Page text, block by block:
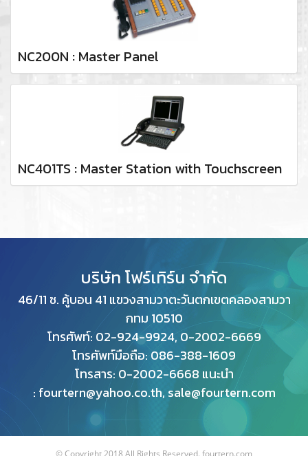
NC200N : Master Panel
NC401TS : Master Station with Touchscreen
บริษัท โฟร์เทิร์น จำกัด
46/11 ซ. คู้บอน 41 แขวงสามวาตะวันตกเขตคลองสามวา
กทม 10510
โทรศัพท์: 02-924-9924, 0-2002-6669
โทรศัพท์มือถือ: 086-388-1609
โทรสาร: 0-2002-6668 แนะนำ
: fourtern@yahoo.co.th, sale@fourtern.com
© Copyright 2018 All Rights Reserved. fourtern.com